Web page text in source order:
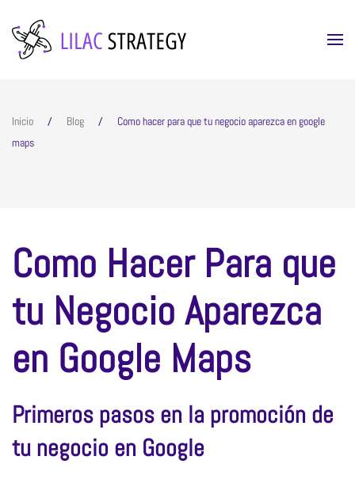
Skip to main content
Inicio Blog
Como hacer para que tu negocio aparezca en google
maps
Como Hacer Para que
tu Negocio Aparezca
en Google Maps
Primeros pasos en la promoción de
tu negocio en Google